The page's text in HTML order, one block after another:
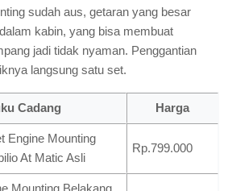
sudah aus, getaran yang besar
kabin, yang bisa membuat
jadi tidak nyaman. Penggantian
langsung satu set.
Cadang Harga
Engine Mounting
At Matic Asli
Rp.799.000
Mounting Belakang